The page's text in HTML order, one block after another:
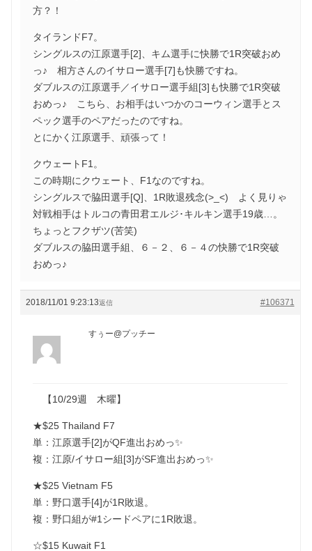
方？！
タイランドF7。
シングルスの江原選手[2]、キム選手に快勝で1R突破おめ
っ♪ 相方さんのイサロー選手[7]も快勝ですね。
ダブルスの江原選手／イサロー選手組[3]も快勝で1R突破
おめっ♪ こちら、お相手はいつかのコーウィン選手とス
ペック選手のペアだったのですね。
とにかく江原選手、頑張って！
クウェートF1。
この時期にクウェート、F1なのですね。
シングルスで脇田選手[Q]、1R敗退残念(>_<) よく見りゃ
対戦相手はトルコの青田君エルジ･キルキン選手19歳…。
ちょっとフクザツ(苦笑)
ダブルスの脇田選手組、６－２、６－４の快勝で1R突破
おめっ♪
2018/11/01 9:23:13 #106371
返信
すぅー@プッチー
【10/29週 木曜】
★$25 Thailand F7
単：江原選手[2]がQF進出おめっ✨
複：江原/イサロー組[3]がSF進出おめっ✨
★$25 Vietnam F5
単：野口選手[4]が1R敗退。
複：野口組が#1シードペアに1R敗退。
☆$15 Kuwait F1